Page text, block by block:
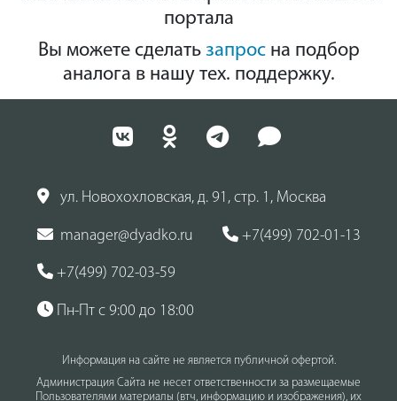
портала
Вы можете сделать запросна подбор
аналога в нашу тех. поддержку.
ул. Новохохловская, д. 91, стр. 1, Москва
manager@dyadko.ru +7(499) 702-01-13
+7(499) 702-03-59
Пн-Пт с 9:00 до 18:00
Информация на сайте не является публичной офертой.
Администрация Сайта не несет ответственности за размещаемые
Пользователями материалы (втч, информацию и изображения), их